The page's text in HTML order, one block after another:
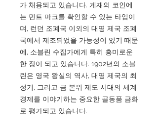
가 채용되고 있습니다. 게재의 코인에
는 민트 마크를 확인할 수 있는 타입이
며, 런던 조폐국 이외의 대영 제국 조폐
국에서 제조되었을 가능성이 있기 때문
에, 소블린 수집가에게 특히 흥미로운
한 장이 되고 있습니다. 1902년의 소블
린은 영국 왕실의 역사, 대영 제국의 최
성기, 그리고 금 본위 제도 시대의 세계
경제를 이야기하는 중요한 골동품 금화
로 평가되고 있습니다.